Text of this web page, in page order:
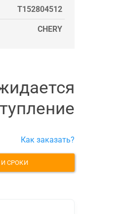
T152804512
CHERY
Как заказать?
СРОКИ